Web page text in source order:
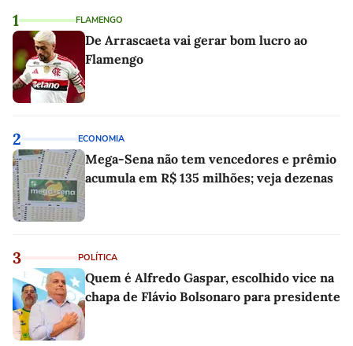
1 FLAMENGO
De Arrascaeta vai gerar bom lucro ao
Flamengo
2 ECONOMIA
Mega-Sena não tem vencedores e prêmio
acumula em R$ 135 milhões; veja dezenas
3 POLÍTICA
Quem é Alfredo Gaspar, escolhido vice na
chapa de Flávio Bolsonaro para presidente